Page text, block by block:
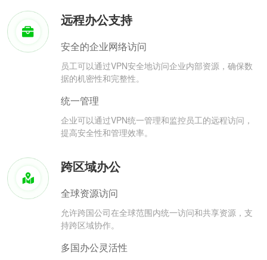
远程办公支持
安全的企业网络访问
员工可以通过VPN安全地访问企业内部资源，确保数
据的机密性和完整性。
统一管理
企业可以通过VPN统一管理和监控员工的远程访问，
提高安全性和管理效率。
跨区域办公
全球资源访问
允许跨国公司在全球范围内统一访问和共享资源，支
持跨区域协作。
多国办公灵活性